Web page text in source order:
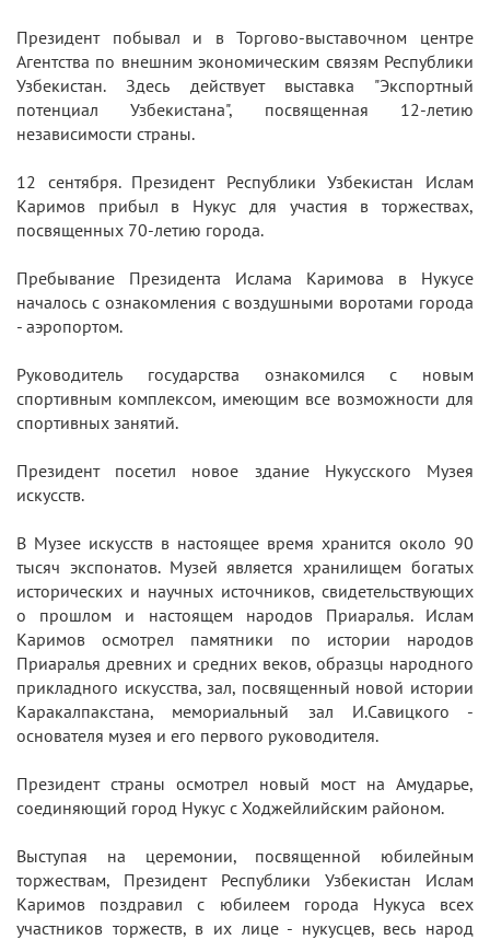
Президент побывал и в Торгово-выставочном центре
Агентства по внешним экономическим связям Республики
Узбекистан. Здесь действует выставка "Экспортный
потенциал Узбекистана", посвященная 12-летию
независимости страны.
12 сентября. Президент Республики Узбекистан Ислам
Каримов прибыл в Нукус для участия в торжествах,
посвященных 70-летию города.
Пребывание Президента Ислама Каримова в Нукусе
началось с ознакомления с воздушными воротами города
- аэропортом.
Руководитель государства ознакомился с новым
спортивным комплексом, имеющим все возможности для
спортивных занятий.
Президент посетил новое здание Нукусского Музея
искусств.
В Музее искусств в настоящее время хранится около 90
тысяч экспонатов. Музей является хранилищем богатых
исторических и научных источников, свидетельствующих
о прошлом и настоящем народов Приаралья. Ислам
Каримов осмотрел памятники по истории народов
Приаралья древних и средних веков, образцы народного
прикладного искусства, зал, посвященный новой истории
Каракалпакстана, мемориальный зал И.Савицкого -
основателя музея и его первого руководителя.
Президент страны осмотрел новый мост на Амударье,
соединяющий город Нукус с Ходжейлийским районом.
Выступая на церемонии, посвященной юбилейным
торжествам, Президент Республики Узбекистан Ислам
Каримов поздравил с юбилеем города Нукуса всех
участников торжеств, в их лице - нукусцев, весь народ